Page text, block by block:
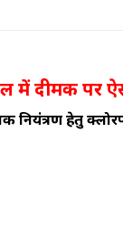
दीमक पर ऐसे
हेतु